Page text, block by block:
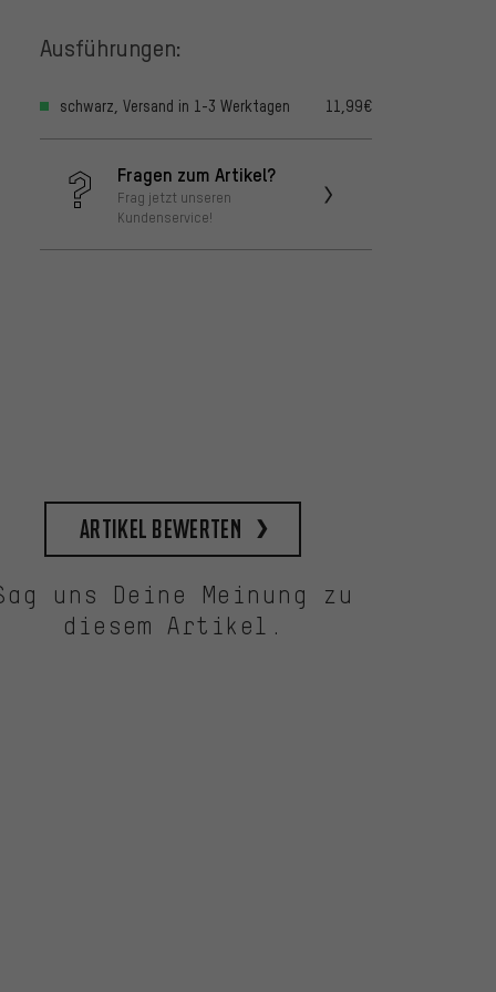
Ausführungen:
schwarz, Versand in 1-3 Werktagen 11,99€
Fragen zum Artikel?
Frag jetzt unseren
Kundenservice!
Artikel bewerten
uns Deine Meinung zu
diesem Artikel.